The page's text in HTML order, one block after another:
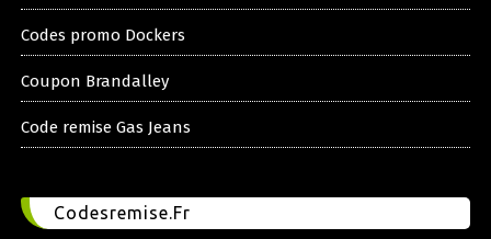
Codes promo Dockers
Coupon Brandalley
Code remise Gas Jeans
Codesremise.Fr